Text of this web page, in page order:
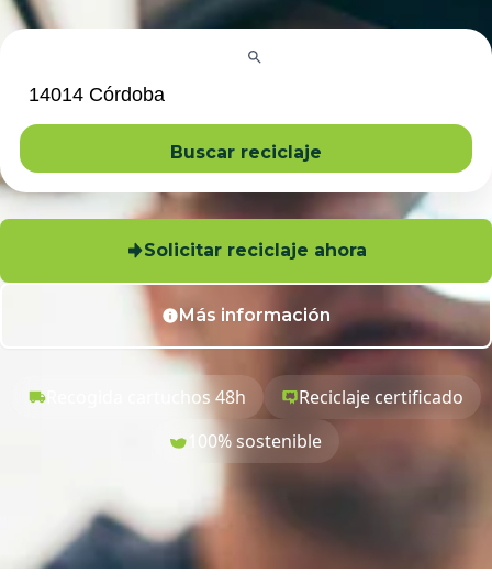
Buscar reciclaje
Solicitar reciclaje ahora
Más información
Recogida cartuchos 48h
Reciclaje certificado
100% sostenible